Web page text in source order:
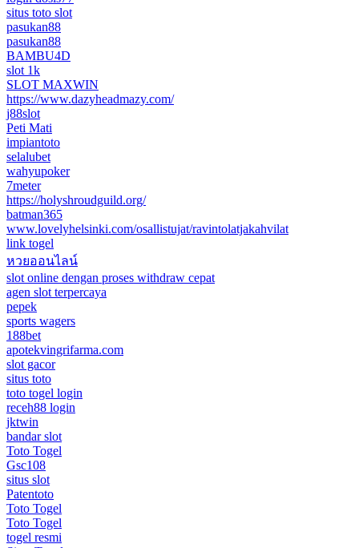
situs toto slot
pasukan88
pasukan88
BAMBU4D
slot 1k
SLOT MAXWIN
https://www.dazyheadmazy.com/
j88slot
Peti Mati
impiantoto
selalubet
wahyupoker
7meter
https://holyshroudguild.org/
batman365
www.lovelyhelsinki.com/osallistujat/ravintolatjakahvilat
link togel
หวยออนไลน์
slot online dengan proses withdraw cepat
agen slot terpercaya
pepek
sports wagers
188bet
apotekvingrifarma.com
slot gacor
situs toto
toto togel login
receh88 login
jktwin
bandar slot
Toto Togel
Gsc108
situs slot
Patentoto
Toto Togel
Toto Togel
togel resmi